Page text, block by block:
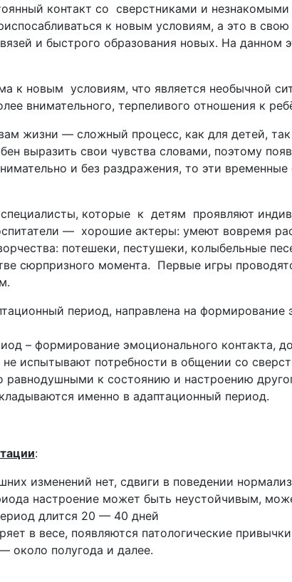
контакт со сверстниками и
к новым условиям, а это в
и быстрого образования новых. На данном
к новым условиям, что является необычной
внимательного, терпеливого отношения к
жизни — сложный процесс, как для детей,
выразить свои чувства словами, поэтому
и без раздражения, то эти
которые к детям проявляют
— хорошие актеры: умеют вовремя
потешеки, пестушеки, колыбельные
сюрпризного момента. Первые игры
период, направлена на
– формирование эмоционального контакта,
испытывают потребности в общении со
равнодушными к состоянию и настроению
именно в адаптационный период.
:
изменений нет, сдвиги в поведении
настроение может быть неустойчивым,
длится 20 — 40 дней
в весе, появляются патологические
около полугода и далее.